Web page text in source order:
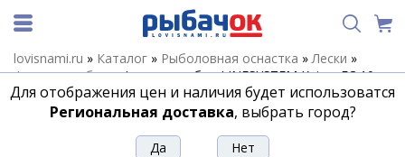
lovisnami.ru » Каталог » Рыболовная оснастка »Лески »
Флюорокарбон»Флюорокарбон LINESYSTEM Keiryu FC 10m
#2 (0,235mm)
Флюорокарбон LINESYSTEM Keiryu FC
10m #2 (0,235mm)
Для отображения цен и наличия будет использоватся
Региональная доставка, выбрать город?